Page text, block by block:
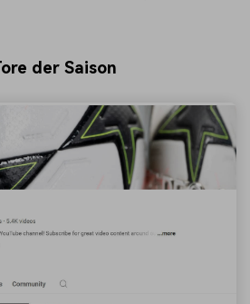
der Saison